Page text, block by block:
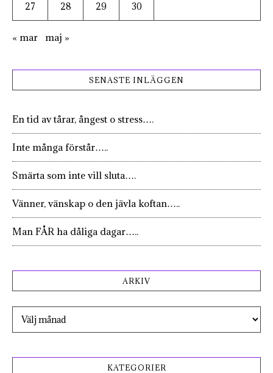
27 28 29 30
« mar maj »
SENASTE INLÄGGEN
En tid av tårar, ångest o stress….
Inte många förstår…..
Smärta som inte vill sluta….
Vänner, vänskap o den jävla koftan…..
Man FÅR ha dåliga dagar…..
ARKIV
Arkiv
KATEGORIER